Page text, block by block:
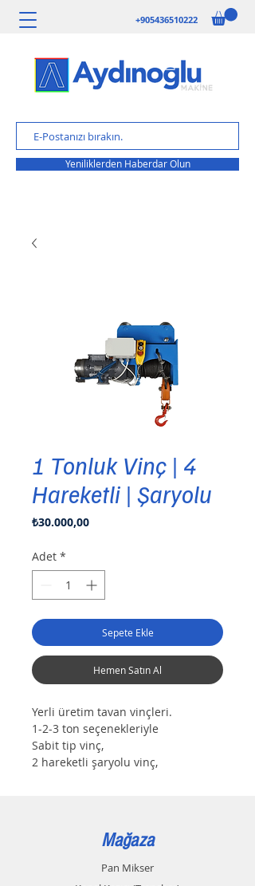
+905436510222
Yeniliklerden Haberdar Olun
1 Tonluk Vinç | 4
Hareketli | Şaryolu
₺30.000,00Fiyat
Adet *
Sepete Ekle
Hemen Satın Al
Yerli üretim tavan vinçleri.
1-2-3 ton seçenekleriyle
Sabit tip vinç,
2 hareketli şaryolu vinç,
Kaldırma Yüksekliği: 9 metre
Türjiye geneli tüm il ve ilçelere
güvenli gönderim.
Mağaza
Pan Mikser